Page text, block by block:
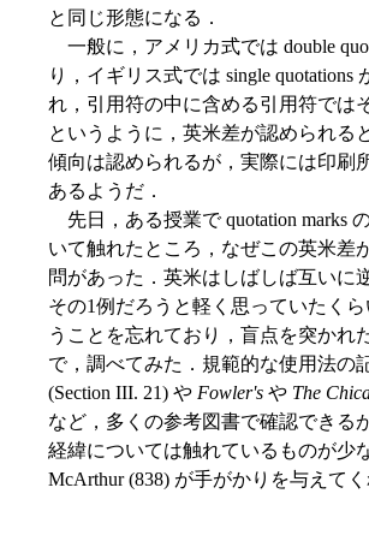
と同じ形態になる．
一般に，アメリカ式では double
り，イギリス式では single quotations
れ，引用符の中に含める引用符では
というように，英米差が認められる
傾向は認められるが，実際には印刷
あるようだ．
先日，ある授業で quotation marks
いて触れたところ，なぜこの英米差
問があった．英米はしばしば互いに
その1例だろうと軽く思っていたく
うことを忘れており，盲点を突かれ
で，調べてみた．規範的な使用法の
(Section III. 21) や Fowler's や The
など，多くの参考図書で確認できる
経緯については触れているものが少
McArthur (838) が手がかりを与えてく